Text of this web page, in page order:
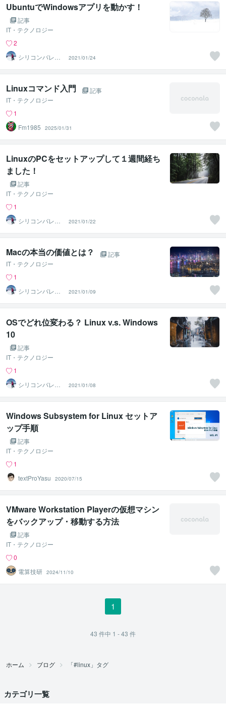
UbuntuでWindowsアプリを動かす！
記事
IT・テクノロジー
2
シリコンバレー
スーパーウエア
2021/01/24
Linuxコマンド入門
記事
IT・テクノロジー
1
Fm1985
2025/01/31
LinuxのPCをセットアップして１週間経ち
ました！
記事
IT・テクノロジー
1
シリコンバレー
スーパーウエア
2021/01/22
Macの本当の価値とは？
記事
IT・テクノロジー
1
シリコンバレー
スーパーウエア
2021/01/09
OSでどれ位変わる？ Linux v.s. Windows
10
記事
IT・テクノロジー
1
シリコンバレー
スーパーウエア
2021/01/08
Windows Subsystem for Linux セットア
ップ手順
記事
IT・テクノロジー
1
textProYasu
2020/07/15
VMware Workstation Playerの仮想マシン
をバックアップ・移動する方法
記事
IT・テクノロジー
0
電算技研 2024/11/10
1
43 件中 1 - 43 件
ホーム ブログ 「#linux」タグ
カテゴリ一覧